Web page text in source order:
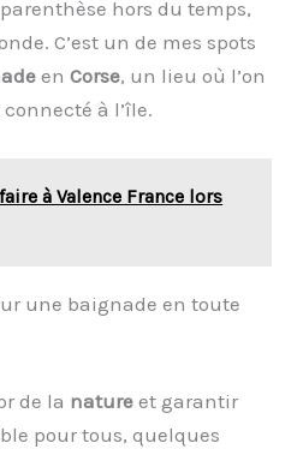
hors du temps,
C’est un de mes spots
enCorse, un lieu où l’on
à l’île.
à Valence France lors
une baignade en toute
de la nature et garantir
pour tous, quelques